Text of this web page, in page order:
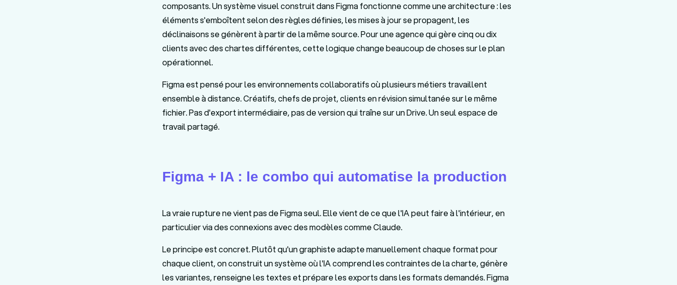
composants. Un système visuel construit dans Figma fonctionne comme une architecture : les
éléments s'emboîtent selon des règles définies, les mises à jour se propagent, les
déclinaisons se génèrent à partir de la même source. Pour une agence qui gère cinq ou dix
clients avec des chartes différentes, cette logique change beaucoup de choses sur le plan
opérationnel.
Figma est pensé pour les environnements collaboratifs où plusieurs métiers travaillent
ensemble à distance. Créatifs, chefs de projet, clients en révision simultanée sur le même
fichier. Pas d'export intermédiaire, pas de version qui traîne sur un Drive. Un seul espace de
travail partagé.
Figma + IA : le combo qui automatise la production
La vraie rupture ne vient pas de Figma seul. Elle vient de ce que l'IA peut faire à l'intérieur, en
particulier via des connexions avec des modèles comme Claude.
Le principe est concret. Plutôt qu'un graphiste adapte manuellement chaque format pour
chaque client, on construit un système où l'IA comprend les contraintes de la charte, génère
les variantes, renseigne les textes et prépare les exports dans les formats demandés. Figma